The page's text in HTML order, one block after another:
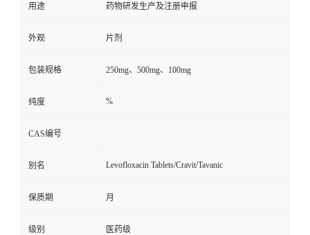
在
线
留
言
用途 药物研发生产及注册申报
外观 片剂
包装规格 250mg、500mg、100mg
纯度 %
CAS编号
别名 Levofloxacin Tablets/Cravit/Tavanic
保质期 月
级别 医药级